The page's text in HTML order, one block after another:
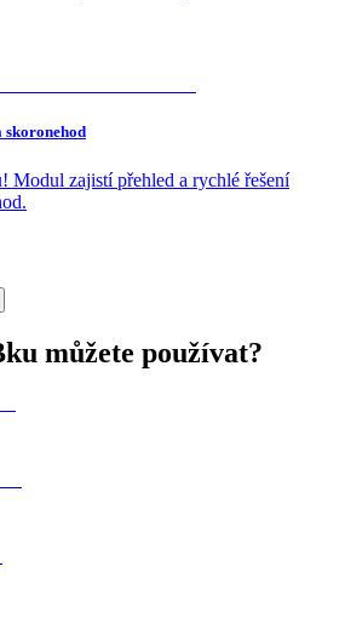
skoronehod
Modul zajistí přehled a rychlé řešení
můžete používat?